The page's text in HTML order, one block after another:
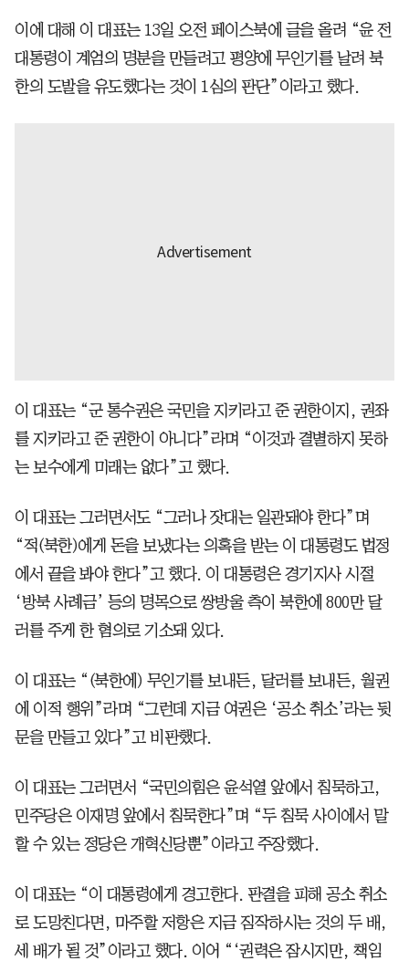
이에 대해 이 대표는 13일 오전 페이스북에 글을 올려 “윤 전
대통령이 계엄의 명분을 만들려고 평양에 무인기를 날려 북
한의 도발을 유도했다는 것이 1심의 판단”이라고 했다.
이 대표는 “군 통수권은 국민을 지키라고 준 권한이지, 권좌
를 지키라고 준 권한이 아니다”라며 “이것과 결별하지 못하
는 보수에게 미래는 없다”고 했다.
이 대표는 그러면서도 “그러나 잣대는 일관돼야 한다”며
“적(북한)에게 돈을 보냈다는 의혹을 받는 이 대통령도 법정
에서 끝을 봐야 한다”고 했다. 이 대통령은 경기지사 시절
‘방북 사례금’ 등의 명목으로 쌍방울 측이 북한에 800만 달
러를 주게 한 혐의로 기소돼 있다.
이 대표는 “(북한에) 무인기를 보내든, 달러를 보내든, 월권
에 이적 행위”라며 “그런데 지금 여권은 ‘공소 취소’라는 뒷
문을 만들고 있다”고 비판했다.
이 대표는 그러면서 “국민의힘은 윤석열 앞에서 침묵하고,
민주당은 이재명 앞에서 침묵한다”며 “두 침묵 사이에서 말
할 수 있는 정당은 개혁신당뿐”이라고 주장했다.
이 대표는 “이 대통령에게 경고한다. 판결을 피해 공소 취소
로 도망친다면, 마주할 저항은 지금 짐작하시는 것의 두 배,
세 배가 될 것”이라고 했다. 이어 “‘권력은 잠시지만, 책임